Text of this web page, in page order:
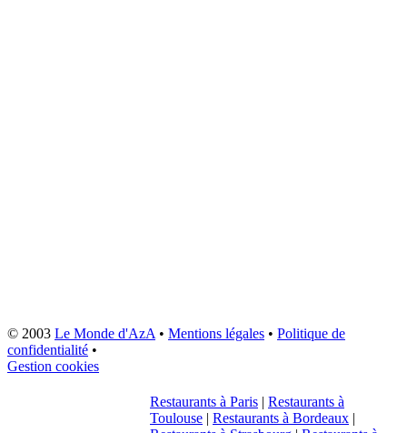
© 2003 Le Monde d'AzA• Mentions légales • Politique de
confidentialité •
Gestion cookies
Restaurants à Paris | Restaurants à
Toulouse | Restaurants à Bordeaux |